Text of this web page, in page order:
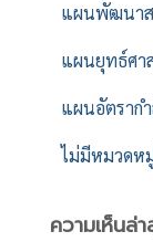
แผนพัฒนา
แผนยุทธ์ศา
แผนอัตราก
ไม่มีหมวดห
ความเห็นล่